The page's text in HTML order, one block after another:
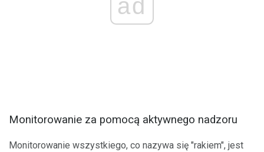
ad
Monitorowanie za pomocą aktywnego nadzoru
Monitorowanie wszystkiego, co nazywa się "rakiem", jest